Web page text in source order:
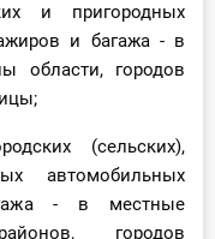
и пригородных
и багажа - в
области, городов
(сельских),
автомобильных
- в местные
городов